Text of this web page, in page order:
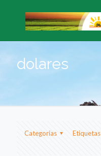
dolares
Categorias Etiquetas